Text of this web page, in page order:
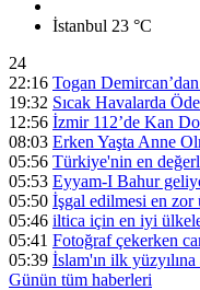
İstanbul 23 °C
24
22:16 Togan
19:32 Sıcak Havalarda
12:56 İzmir 112’de Kan
08:03 Erken Yaşta Anne
05:56 Türkiye'nin en
05:53 Eyyam-I Bahur
05:50 İşgal edilmesi en zor
05:46 iltica için en iyi
05:41 Fotoğraf çekerken
05:39 İslam'ın ilk
Günün tüm haberleri